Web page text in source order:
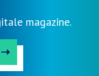
magazine.